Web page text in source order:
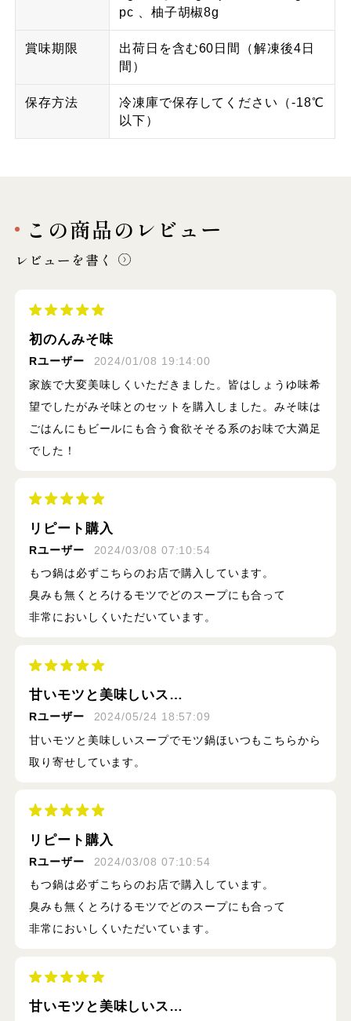
pc 、柚子胡椒8g
賞味期限
出荷日を含む60日間（解凍後4日
間）
保存方法
冷凍庫で保存してください（-18℃
以下）
この商品のレビュー
レビューを書く
初のんみそ味
Rユーザー
2024/01/08 19:14:00
家族で大変美味しくいただきました。皆はしょうゆ味希
望でしたがみそ味とのセットを購入しました。みそ味は
ごはんにもビールにも合う食欲そそる系のお味で大満足
でした！
リピート購入
Rユーザー
2024/03/08 07:10:54
もつ鍋は必ずこちらのお店で購入しています。
臭みも無くとろけるモツでどのスープにも合って
非常においしくいただいています。
甘いモツと美味しいス…
Rユーザー
2024/05/24 18:57:09
甘いモツと美味しいスープでモツ鍋ほいつもこちらから
取り寄せしています。
リピート購入
Rユーザー
2024/03/08 07:10:54
もつ鍋は必ずこちらのお店で購入しています。
臭みも無くとろけるモツでどのスープにも合って
非常においしくいただいています。
甘いモツと美味しいス…